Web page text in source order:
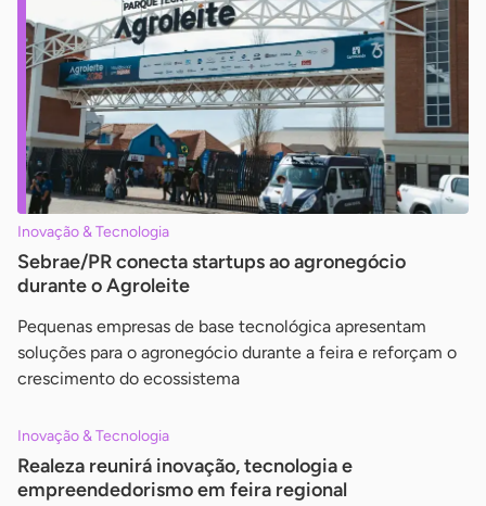
Inovação & Tecnologia
Sebrae/PR conecta startups ao agronegócio
durante o Agroleite
Pequenas empresas de base tecnológica apresentam
soluções para o agronegócio durante a feira e reforçam o
crescimento do ecossistema
Inovação & Tecnologia
Realeza reunirá inovação, tecnologia e
empreendedorismo em feira regional